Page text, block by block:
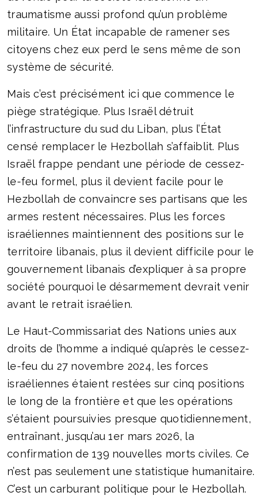
traumatisme aussi profond qu’un problème
militaire. Un État incapable de ramener ses
citoyens chez eux perd le sens même de son
système de sécurité.
Mais c’est précisément ici que commence le
piège stratégique. Plus Israël détruit
l’infrastructure du sud du Liban, plus l’État
censé remplacer le Hezbollah s’affaiblit. Plus
Israël frappe pendant une période de cessez-
le-feu formel, plus il devient facile pour le
Hezbollah de convaincre ses partisans que les
armes restent nécessaires. Plus les forces
israéliennes maintiennent des positions sur le
territoire libanais, plus il devient difficile pour le
gouvernement libanais d’expliquer à sa propre
société pourquoi le désarmement devrait venir
avant le retrait israélien.
Le Haut-Commissariat des Nations unies aux
droits de l’homme a indiqué qu’après le cessez-
le-feu du 27 novembre 2024, les forces
israéliennes étaient restées sur cinq positions
le long de la frontière et que les opérations
s’étaient poursuivies presque quotidiennement,
entraînant, jusqu’au 1er mars 2026, la
confirmation de 139 nouvelles morts civiles. Ce
n’est pas seulement une statistique humanitaire.
C’est un carburant politique pour le Hezbollah.